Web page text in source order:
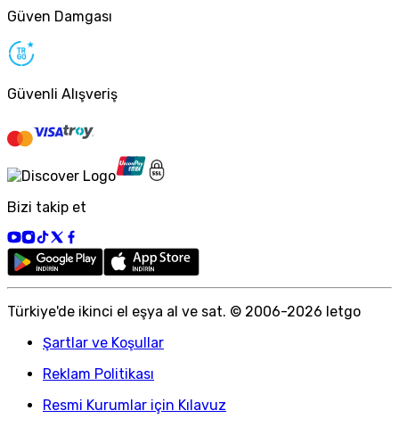
Güven Damgası
Güvenli Alışveriş
Bizi takip et
Türkiye'de ikinci el eşya al ve sat. © 2006-2026 letgo
Şartlar ve Koşullar
Reklam Politikası
Resmi Kurumlar için Kılavuz